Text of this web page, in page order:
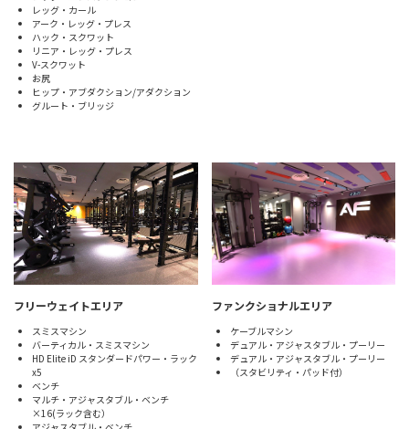
レッグ・カール
アーク・レッグ・プレス
ハック・スクワット
リニア・レッグ・プレス
V-スクワット
お尻
ヒップ・アブダクション/アダクション
グルート・ブリッジ
フリーウェイトエリア
スミスマシン
バーティカル・スミスマシン
HD Elite iD スタンダードパワー・ラック
x5
ベンチ
マルチ・アジャスタブル・ベンチ
×16(ラック含む）
ファンクショナルエリア
ケーブルマシン
デュアル・アジャスタブル・プーリー
デュアル・アジャスタブル・プーリー
（スタビリティ・パッド付）